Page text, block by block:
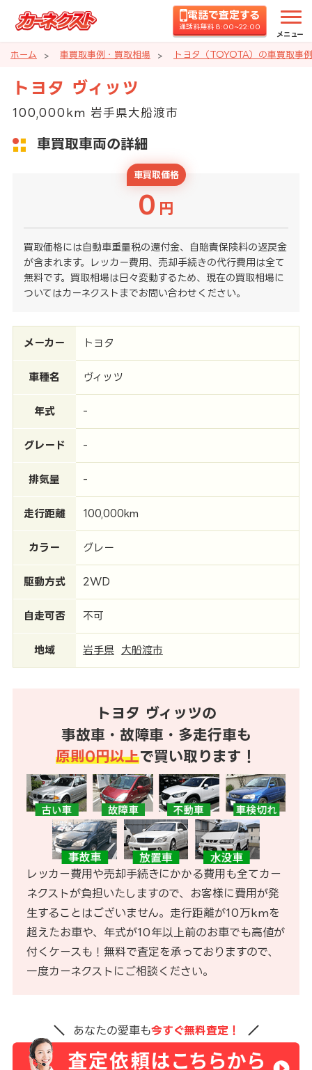
電話で査定する
通話料無料 8:00~22:00
メニュー
ホーム 車買取事例・買取相場 トヨタ（TOYOTA）の車買取事
トヨタ ヴィッツ
100,000km 岩手県大船渡市
車買取車両の詳細
車買取価格
0 円
買取価格には自動車重量税の還付金、自賠責保険料の返戻金
が含まれます。レッカー費用、売却手続きの代行費用は全て
無料です。買取相場は日々変動するため、現在の買取相場に
ついてはカーネクストまでお問い合わせください。
メーカー トヨタ
車種名 ヴィッツ
年式 -
グレード -
排気量 -
走行距離 100,000km
カラー グレー
駆動方式 2WD
自走可否 不可
地域 岩手県 大船渡市
トヨタ ヴィッツの
事故車・故障車・多走行車も
原則0円以上で買い取ります！
レッカー費用や売却手続きにかかる費用も全てカー
ネクストが負担いたしますので、お客様に費用が発
生することはございません。走行距離が10万kmを
超えたお車や、年式が10年以上前のお車でも高値が
付くケースも！無料で査定を承っておりますので、
一度カーネクストにご相談ください。
あなたの愛車も今すぐ無料査定！